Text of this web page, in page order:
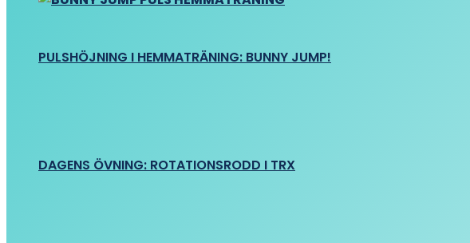
PULSHÖJNING I HEMMATRÄNING: BUNNY JUMP!
DAGENS ÖVNING: ROTATIONSRODD I TRX